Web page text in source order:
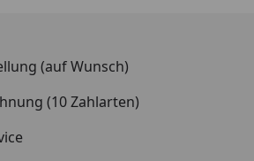
(auf Wunsch)
(10 Zahlarten)